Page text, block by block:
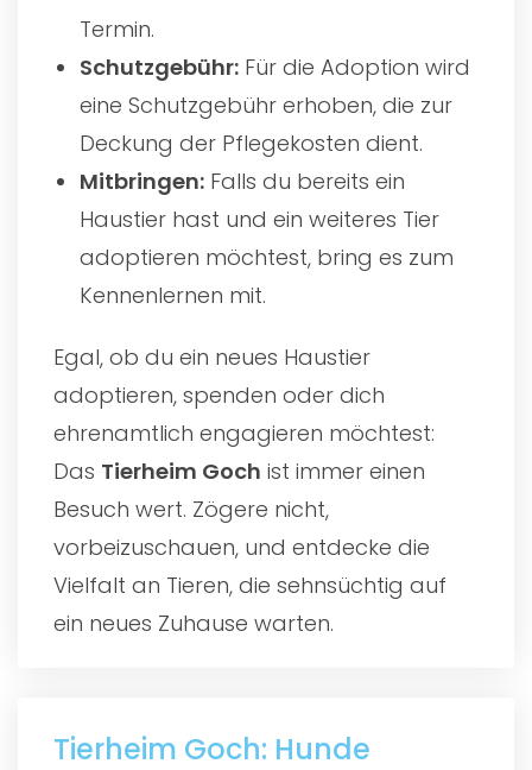
Termin.
Schutzgebühr: Für die Adoption wird
eine Schutzgebühr erhoben, die zur
Deckung der Pflegekosten dient.
Mitbringen: Falls du bereits ein
Haustier hast und ein weiteres Tier
adoptieren möchtest, bring es zum
Kennenlernen mit.
Egal, ob du ein neues Haustier
adoptieren, spenden oder dich
ehrenamtlich engagieren möchtest:
Das Tierheim Goch ist immer einen
Besuch wert. Zögere nicht,
vorbeizuschauen, und entdecke die
Vielfalt an Tieren, die sehnsüchtig auf
ein neues Zuhause warten.
Tierheim Goch: Hunde